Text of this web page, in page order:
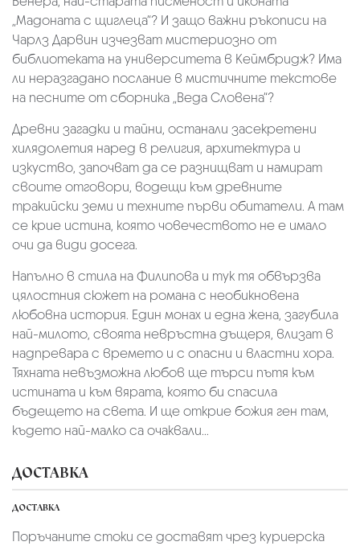
„Мадоната с щиглеца“? И защо важни ръкописи на
Чарлз Дарвин изчезват мистериозно от
библиотеката на университета в Кеймбридж? Има
ли неразгадано послание в мистичните текстове
на песните от сборника „Веда Словена“?
Древни загадки и тайни, останали засекретени
хилядолетия наред в религия, архитектура и
изкуство, започват да се разнищват и намират
своите отговори, водещи към древните
тракийски земи и техните първи обитатели. А там
се крие истина, която човечеството не е имало
очи да види досега.
Напълно в стила на Филипова и тук тя обвързва
цялостния сюжет на романа с необикновена
любовна история. Един монах и една жена, загубила
най-милото, своята невръстна дъщеря, влизат в
надпревара с времето и с опасни и властни хора.
Тяхната невъзможна любов ще търси пътя към
истината и към вярата, която би спасила
бъдещето на света. И ще открие божия ген там,
където най-малко са очаквали...
ДОСТАВКА
ДОСТАВКА
Поръчаните стоки се доставят чрез куриерскa